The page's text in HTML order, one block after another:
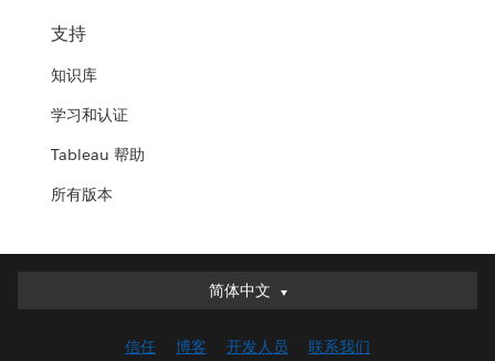
支持
知识库
学习和认证
Tableau 帮助
所有版本
简体中文
简体中文
English (UK)
信任 博客 开发人员 联系我们